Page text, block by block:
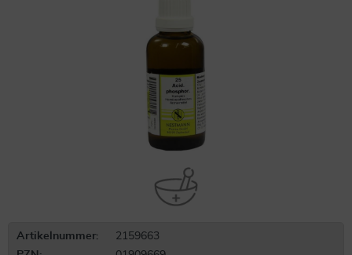
Artikelnummer:
2159663